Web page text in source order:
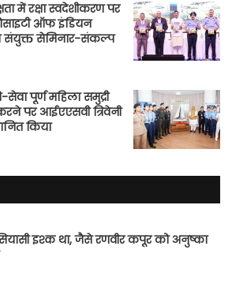
में रक्षा स्वदेशीकरण पर
ऑफ इंडियन
संयुक्त सेमिनार-संकल्प
सेवा पूर्ण महिला समुद्री
पर आईएएसवी त्रिवेनी
किया
इश्क था, जैसे रणवीर कपूर को अनुष्का